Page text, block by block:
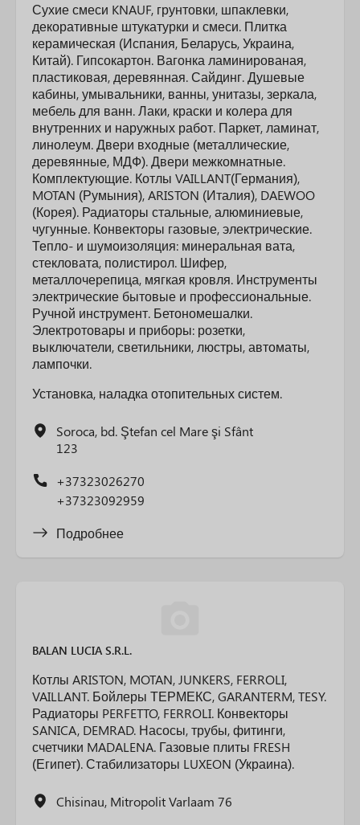
Сухие смеси KNAUF, грунтовки, шпаклевки,
декоративные штукатурки и смеси. Плитка
керамическая (Испания, Беларусь, Украина,
Китай). Гипсокартон. Вагонка ламинированая,
пластиковая, деревянная. Сайдинг. Душевые
кабины, умывальники, ванны, унитазы, зеркала,
мебель для ванн. Лаки, краски и колера для
внутренних и наружных работ. Паркет, ламинат,
линолеум. Двери входные (металлические,
деревянные, МДФ). Двери межкомнатные.
Комплектующие. Котлы VAILLANT(Германия),
MOTAN (Румыния), ARISTON (Италия), DAEWOO
(Корея). Радиаторы стальные, алюминиевые,
чугунные. Конвекторы газовые, электрические.
Тепло- и шумоизоляция: минеральная вата,
стекловата, полистирол. Шифер,
металлочерепица, мягкая кровля. Инструменты
электрические бытовые и профессиональные.
Ручной инструмент. Бетономешалки.
Электротовары и приборы: розетки,
выключатели, светильники, люстры, автоматы,
лампочки.
Установка, наладка отопительных систем.
Soroca, bd. Ştefan cel Mare şi Sfânt
123
+37323026270
+37323092959
Подробнее
BALAN LUCIA S.R.L.
Котлы ARISTON, MOTAN, JUNKERS, FERROLI,
VAILLANT. Бойлеры ТЕРМЕКС, GARANTERM, TESY.
Радиаторы PERFETTO, FERROLI. Конвекторы
SANICA, DEMRAD. Насосы, трубы, фитинги,
счетчики MADALENA. Газовые плиты FRESH
(Египет). Стабилизаторы LUXEON (Украина).
Chisinau, Mitropolit Varlaam 76